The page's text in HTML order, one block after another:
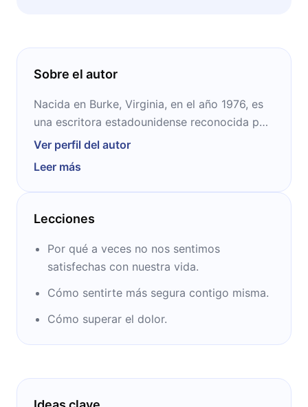
Sobre el autor
Nacida en Burke, Virginia, en el año 1976, es
una escritora estadounidense reconocida por
sus obras “Guerrera del amor” (2016) e
presidenta de Together Rising, una
organización sin fines de lucro dedicada a
acompañar a mujeres, familias y niños en
Ver perfil del autor
Leer más
Lecciones
Por qué a veces no nos sentimos
satisfechas con nuestra vida.
Cómo sentirte más segura contigo misma.
Cómo superar el dolor.